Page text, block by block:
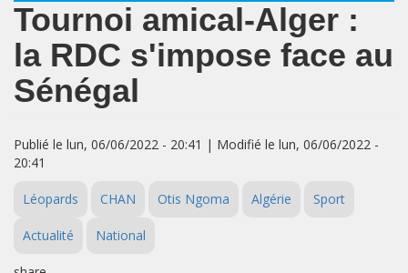
Tournoi amical-Alger :
la RDC s'impose face au
Sénégal
Publié le lun, 06/06/2022 - 20:41 | Modifié le lun, 06/06/2022 -
20:41
Léopards CHAN Otis Ngoma Algérie Sport
Actualité National